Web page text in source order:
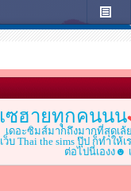
เซฮายทุกคนนน
เดอะซิมส์มากถึงมากที่สุดเล้
เว็บ Thai the sims ปุ๊ป ก็ทำใ
ต่อไปนี่เองง☻